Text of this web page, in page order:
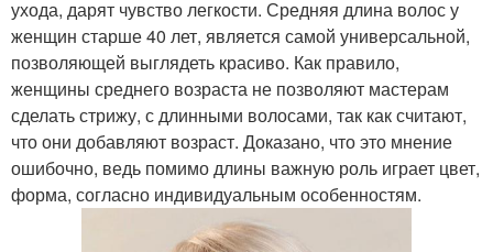
ухода, дарят чувство легкости. Средняя длина волос у
женщин старше 40 лет, является самой универсальной,
позволяющей выглядеть красиво. Как правило,
женщины среднего возраста не позволяют мастерам
сделать стрижу, с длинными волосами, так как считают,
что они добавляют возраст. Доказано, что это мнение
ошибочно, ведь помимо длины важную роль играет цвет,
форма, согласно индивидуальным особенностям.